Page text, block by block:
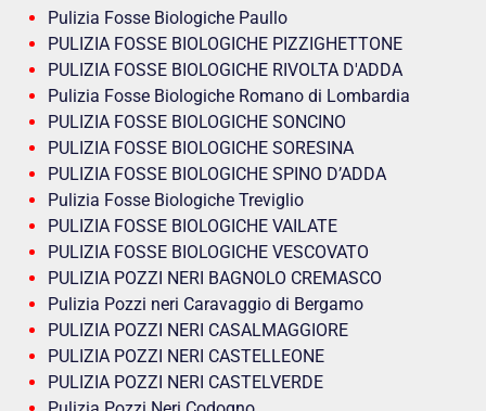
Pulizia Fosse Biologiche Paullo
PULIZIA FOSSE BIOLOGICHE PIZZIGHETTONE
PULIZIA FOSSE BIOLOGICHE RIVOLTA D'ADDA
Pulizia Fosse Biologiche Romano di Lombardia
PULIZIA FOSSE BIOLOGICHE SONCINO
PULIZIA FOSSE BIOLOGICHE SORESINA
PULIZIA FOSSE BIOLOGICHE SPINO D’ADDA
Pulizia Fosse Biologiche Treviglio
PULIZIA FOSSE BIOLOGICHE VAILATE
PULIZIA FOSSE BIOLOGICHE VESCOVATO
PULIZIA POZZI NERI BAGNOLO CREMASCO
Pulizia Pozzi neri Caravaggio di Bergamo
PULIZIA POZZI NERI CASALMAGGIORE
PULIZIA POZZI NERI CASTELLEONE
PULIZIA POZZI NERI CASTELVERDE